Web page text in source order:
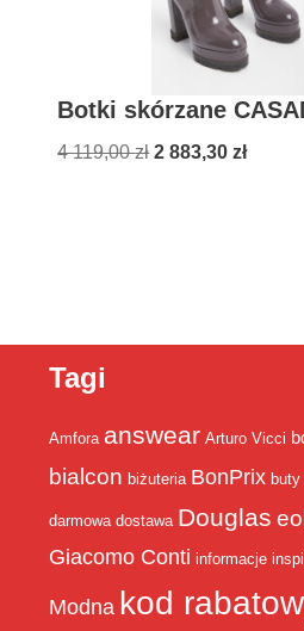
Botki skórzane
4 119,00zł 2 883,30zł
Tagi
Amfora answear Arturo Vicci
bialcon biżuteria BonPrix
darmowa dostawa Douglas
Giacomo Conti informacje
Modna kod